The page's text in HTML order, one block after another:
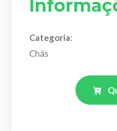
Categoria:
Chás